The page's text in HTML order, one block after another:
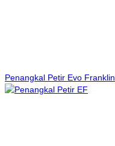
Penangkal Petir Evo Franklin